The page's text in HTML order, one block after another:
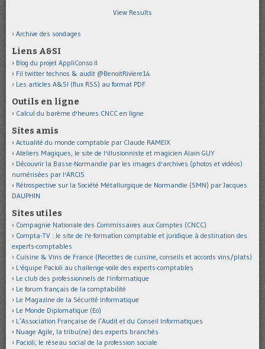
View Results
Archive des sondages
Liens A&SI
Blog du projet AppliConso II
Fil twitter technos & audit @BenoitRiviere14
Les articles A&SI (flux RSS) au format PDF
Outils en ligne
Calcul du barème d'heures CNCC en ligne
Sites amis
Actualité du monde comptable par Claude RAMEIX
Ateliers Magiques, le site de l'illusionniste et magicien Alain GUY
Découvrir la Basse-Normandie par les images d'archives (photos et vidéos)
numérisées par l'ARCIS
Rétrospective sur la Société Métallurgique de Normandie (SMN) par Jacques
DAUPHIN
Sites utiles
Compagnie Nationale des Commissaires aux Comptes (CNCC)
Compta-TV : le site de l'e-formation comptable et juridique à destination des
experts-comptables
Cuisine & Vins de France (Recettes de cuisine, conseils et accords vins/plats)
L'équipe Pacioli au challenge-voile des experts-comptables
Le club des professionnels de l'informatique
Le forum français de la comptabilité
Le Magazine de la Sécurité Informatique
Le Monde Diplomatique (Eo)
L’Association Française de l’Audit et du Conseil Informatiques
Nuage Agile, la tribu(ne) des experts branchés
Pacioli, le réseau social de la profession sociale